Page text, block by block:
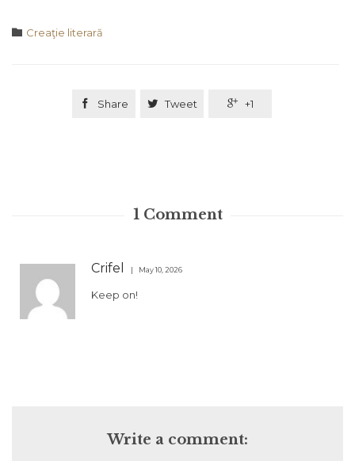
 Category
Creaţie literară
 Share  Tweet  +1
1 Comment
Crifel May 10, 2026
Keep on!
Write a comment: